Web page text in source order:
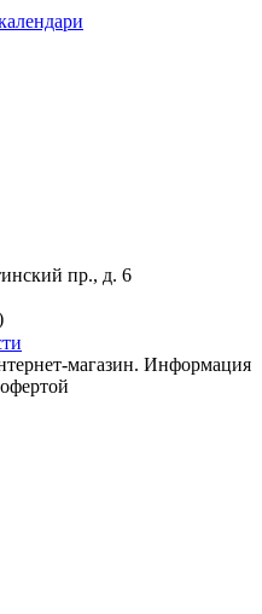
пр., д. 6
магазин. Информация